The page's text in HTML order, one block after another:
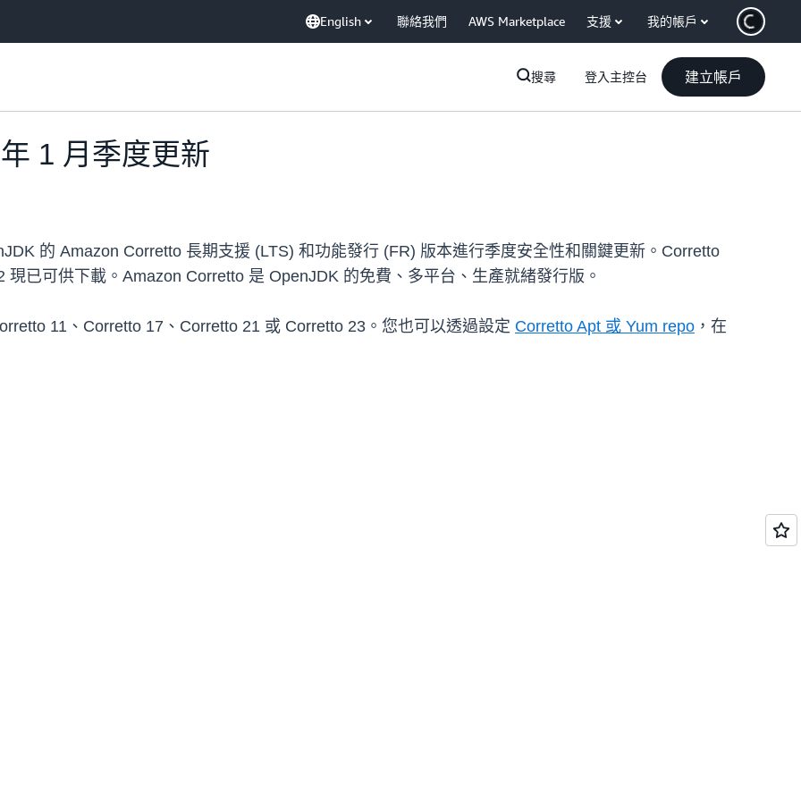
English 聯絡我們 AWS Marketplace 支援 我的帳戶
搜尋 登入主控台 建立帳戶
1 月季度更新
的 Amazon Corretto 長期支援 (LTS) 和功能發行 (FR) 版本進行季度安全性和關鍵更新。Corretto
已可供下載。Amazon Corretto 是 OpenJDK 的免費、多平台、生產就緒發行版。
11、Corretto 17、Corretto 21 或 Corretto 23。您也可以透過設定 Corretto Apt 或 Yum repo ，在